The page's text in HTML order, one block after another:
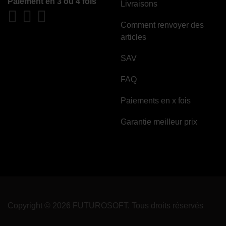
Livraisons
Comment renvoyer des
articles
SAV
FAQ
Paiements en x fois
Garantie meilleur prix
Copyright © 2026 FUTUROSOFT. Tous droits réservés